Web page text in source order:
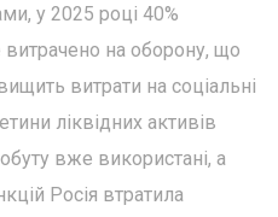
у 2025 році 40%
на оборону, що
витрати на соціальні
ліквідних активів
вже використані, а
Росія втратила